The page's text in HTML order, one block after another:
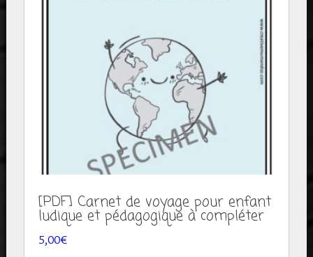
[PDF] Carnet de voyage pour enfant
ludique et pédagogique à compléter
5,00€